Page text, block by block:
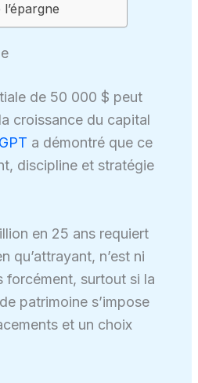
de 50 000 $ peut
croissance du capital
a démontré que ce
discipline et stratégie
en 25 ans requiert
qu’attrayant, n’est ni
forcément, surtout si la
patrimoine s’impose
et un choix